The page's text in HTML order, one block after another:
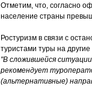
Отметим, что, согласно
население страны
Ростуризм в связи с
туристами туры на
"В сложившейся
рекомендует
(альтернативные)